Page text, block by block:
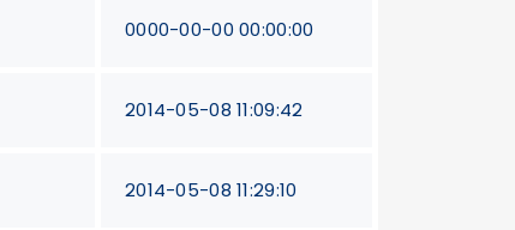
0000-00-00 00:00:00
2014-05-08 11:09:42
2014-05-08 11:29:10